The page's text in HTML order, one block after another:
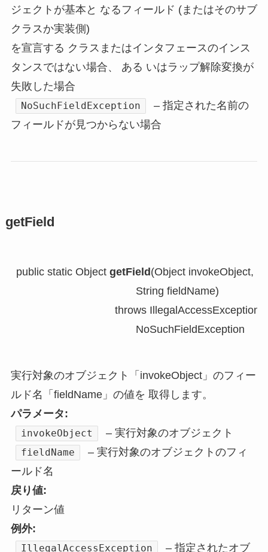
ジェクトが基本と なるフィールド (またはそのサブ
クラスか実装側)
を宣言する クラスまたはインタフェースのインス
タンスではない場合、 ある いはラップ解除変換が
失敗した場合
NoSuchFieldException
– 指定された名前の
フィールドが見つからない場合
getField
public static Object getField (Object invokeObject,
                                        String fieldName)
                                 throws IllegalAccessException,
                                        NoSuchFieldException
実行対象のオブジェクト「invokeObject」のフィー
ルド名「fieldName」の値を 取得します。
パラメータ:
invokeObject – 実行対象のオブジェクト
fieldName
– 実行対象のオブジェクトのフィ
ールド名
戻り値:
リターン値
例外:
IllegalAccessException
– 指定されたオブ